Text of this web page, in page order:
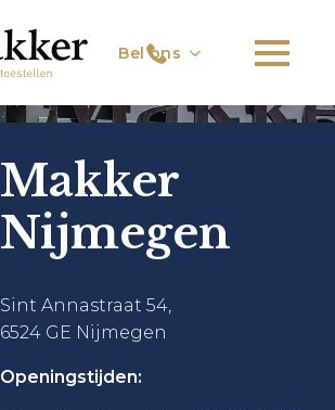
Bel ons
Makker
Nijmegen
Sint Annastraat 54,
6524 GE Nijmegen
Openingstijden: